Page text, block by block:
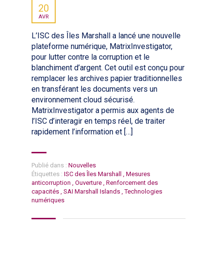
20
AVR
L’ISC des Îles Marshall a lancé une nouvelle
plateforme numérique, MatrixInvestigator,
pour lutter contre la corruption et le
blanchiment d’argent. Cet outil est conçu pour
remplacer les archives papier traditionnelles
en transférant les documents vers un
environnement cloud sécurisé.
MatrixInvestigator a permis aux agents de
l’ISC d’interagir en temps réel, de traiter
rapidement l’information et […]
Publié dans : Nouvelles
Étiquettes : ISC des Îles Marshall
Mesures
anticorruption
Ouverture Renforcement des
capacités SAI Marshall Islands Technologies
numériques